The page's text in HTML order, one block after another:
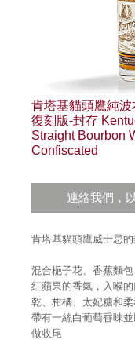
肯塔基貓頭鷹純
復刻版-封存
Straight Bourbon
Confiscated
連絡我們，
肯塔基貓頭鷹威士忌
混合梔子花、香蕉麵
紅蘋果的香氣，入喉
乾、柑橘、太妃糖和柔
帶有一絲白葡萄香味
做收尾